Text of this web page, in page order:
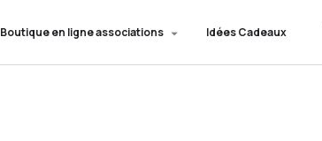
Boutique en ligne associations Idées Cadeaux